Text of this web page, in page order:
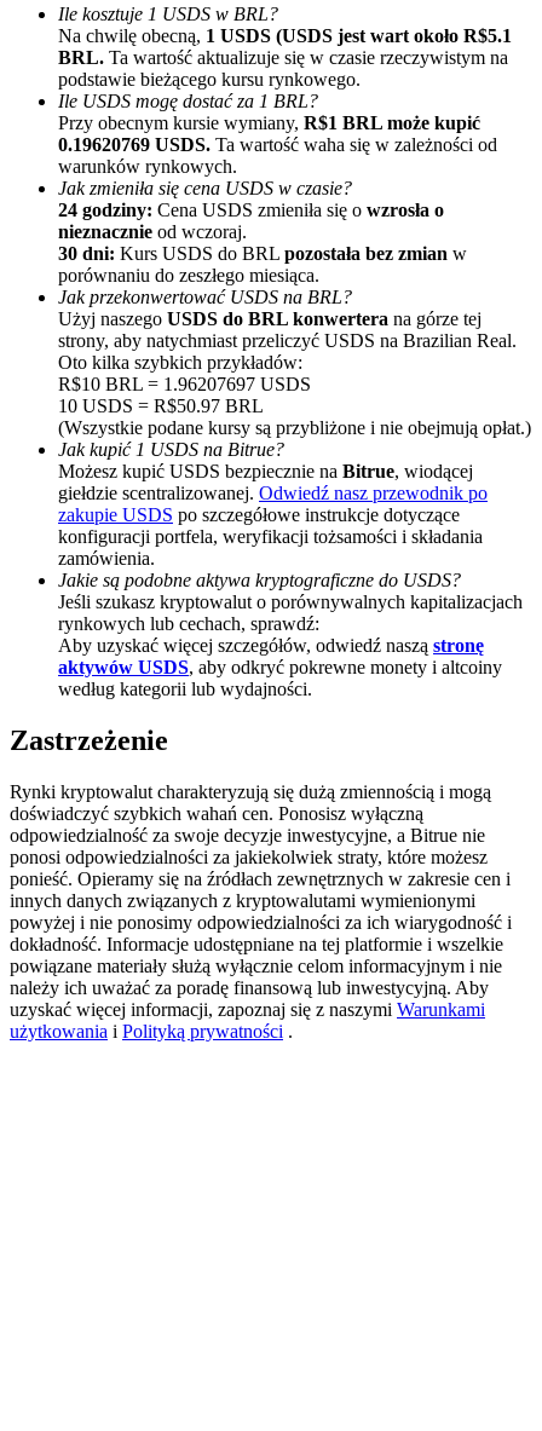
Aż do 65% prowizji!
Polecaj
Zaproś przyjaciela, aby otrzymać nagrody pieniężne
BTC Welcome Rewards
BTC Welcome Rewards
Deposit & Trade BTC to Share 25000 USDT prize pool!
Share 500000 CASHCAT prize pool
Exclusive for BitMart Users
Register & Trade to Win 500,000 USDT
Ile kosztuje 1 USDS w BRL?
Na chwilę obecną, 1 USDS (USDS jest wart około R$5.1
BRL. Ta wartość aktualizuje się w czasie rzeczywistym na
podstawie bieżącego kursu rynkowego.
Ile USDS mogę dostać za 1 BRL?
Przy obecnym kursie wymiany, R$1 BRL może kupić
0.19620769 USDS. Ta wartość waha się w zależności od
warunków rynkowych.
Jak zmieniła się cena USDS w czasie?
24 godziny: Cena USDS zmieniła się o wzrosła o
nieznacznie od wczoraj.
30 dni: Kurs USDS do BRL pozostała bez zmian w
porównaniu do zeszłego miesiąca.
Jak przekonwertować USDS na BRL?
Użyj naszego USDS do BRL konwertera na górze tej
strony, aby natychmiast przeliczyć USDS na Brazilian Real.
Oto kilka szybkich przykładów:
R$10 BRL = 1.96207697 USDS
10 USDS = R$50.97 BRL
(Wszystkie podane kursy są przybliżone i nie obejmują opłat.)
Jak kupić 1 USDS na Bitrue?
Możesz kupić USDS bezpiecznie na Bitrue, wiodącej
giełdzie scentralizowanej. Odwiedź nasz przewodnik po
zakupie USDS po szczegółowe instrukcje dotyczące
konfiguracji portfela, weryfikacji tożsamości i składania
zamówienia.
Jakie są podobne aktywa kryptograficzne do USDS?
Jeśli szukasz kryptowalut o porównywalnych kapitalizacjach
rynkowych lub cechach, sprawdź:
Aby uzyskać więcej szczegółów, odwiedź naszą stronę
aktywów USDS, aby odkryć pokrewne monety i altcoiny
według kategorii lub wydajności.
Zastrzeżenie
Rynki kryptowalut charakteryzują się dużą zmiennością i mogą
doświadczyć szybkich wahań cen. Ponosisz wyłączną
odpowiedzialność za swoje decyzje inwestycyjne, a Bitrue nie
ponosi odpowiedzialności za jakiekolwiek straty, które możesz
ponieść. Opieramy się na źródłach zewnętrznych w zakresie cen i
innych danych związanych z kryptowalutami wymienionymi
powyżej i nie ponosimy odpowiedzialności za ich wiarygodność i
dokładność. Informacje udostępniane na tej platformie i wszelkie
powiązane materiały służą wyłącznie celom informacyjnym i nie
należy ich uważać za poradę finansową lub inwestycyjną. Aby
uzyskać więcej informacji, zapoznaj się z naszymi Warunkami
użytkowania i Polityką prywatności .